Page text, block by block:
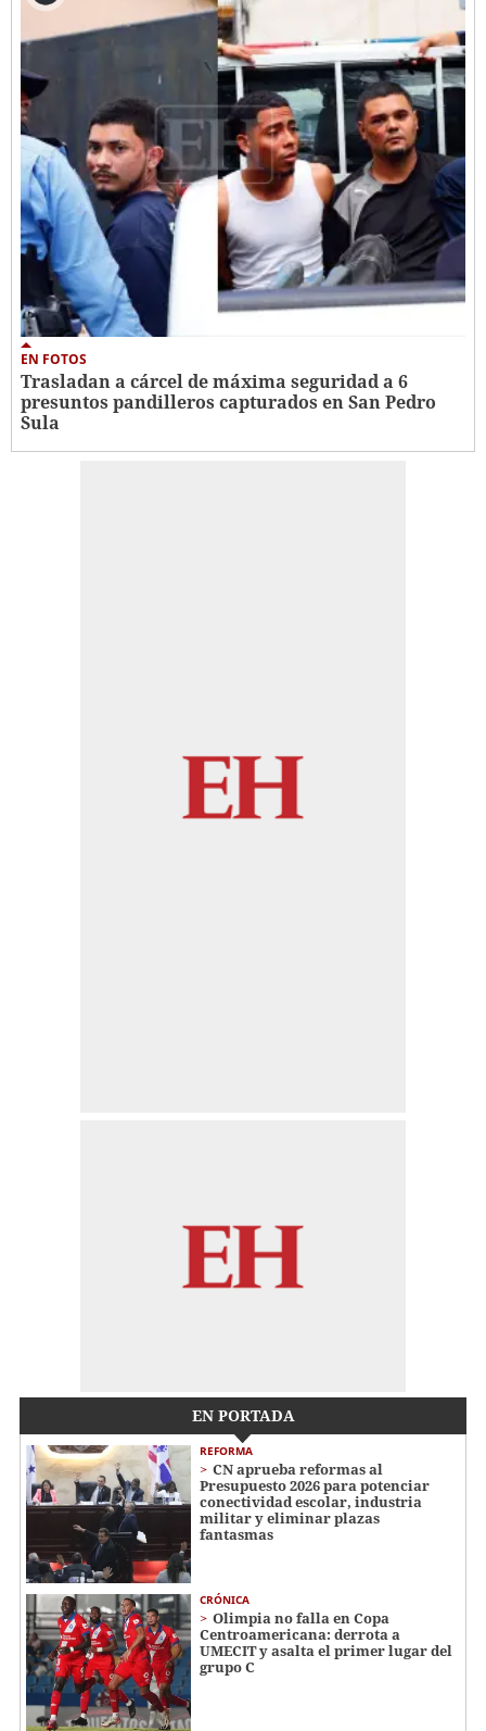
EN FOTOS
Trasladan a cárcel de máxima seguridad a 6
presuntos pandilleros capturados en San Pedro
Sula
EN PORTADA
REFORMA
CN aprueba reformas al
Presupuesto 2026 para potenciar
conectividad escolar, industria
militar y eliminar plazas
fantasmas
CRÓNICA
Olimpia no falla en Copa
Centroamericana: derrota a
UMECIT y asalta el primer lugar del
grupo C